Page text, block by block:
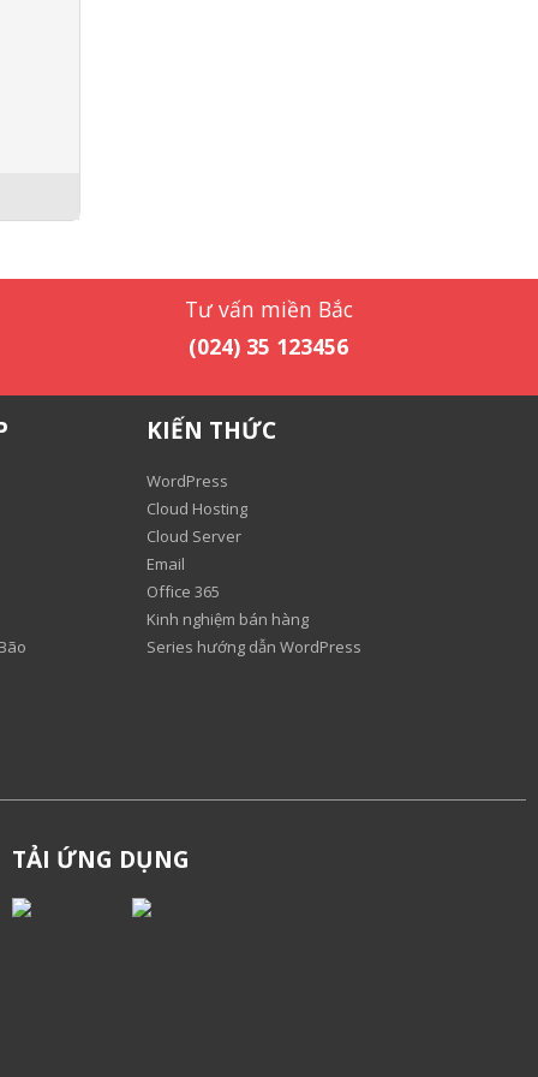
Tư vấn miền Bắc
(024) 35 123456
WordPress
Cloud Hosting
Cloud Server
Email
Office 365
Kinh nghiệm bán hàng
Series hướng dẫn WordPress
KIẾN THỨC
TẢI ỨNG DỤNG